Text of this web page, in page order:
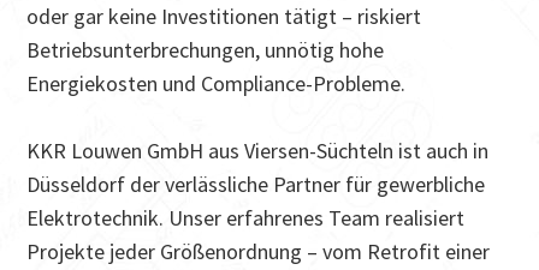
oder gar keine Investitionen tätigt – riskiert
Betriebsunterbrechungen, unnötig hohe
Energiekosten und Compliance-Probleme.
KKR Louwen GmbH aus Viersen-Süchteln ist auch in
Düsseldorf der verlässliche Partner für gewerbliche
Elektrotechnik. Unser erfahrenes Team realisiert
Projekte jeder Größenordnung – vom Retrofit einer